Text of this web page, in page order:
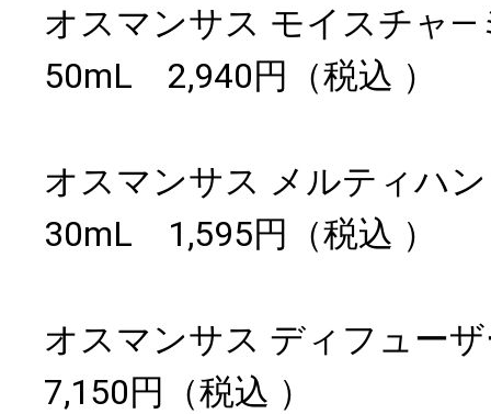
オスマンサス モイスチャ―
50mL 2,940円（税込 ）
オスマンサス メルティハ
30mL 1,595円（税込 ）
オスマンサス ディフュー
7,150円（税込 ）